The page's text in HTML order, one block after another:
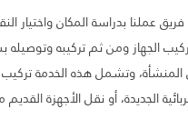
عملنا بدراسة المكان واختيار
الجهاز ومن ثم تركيبه وتوصيله
المنشأة، وتشمل هذه الخدمة تركيب
الجديدة، أو نقل الأجهزة